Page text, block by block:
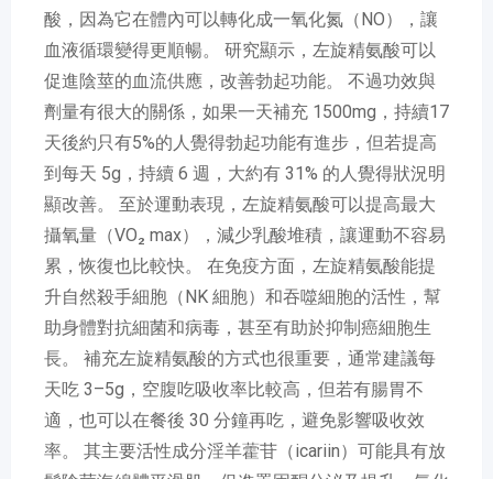
酸，因為它在體內可以轉化成一氧化氮（NO），讓
血液循環變得更順暢。 研究顯示，左旋精氨酸可以
促進陰莖的血流供應，改善勃起功能。 不過功效與
劑量有很大的關係，如果一天補充 1500mg，持續17
天後約只有5%的人覺得勃起功能有進步，但若提高
到每天 5g，持續 6 週，大約有 31% 的人覺得狀況明
顯改善。 至於運動表現，左旋精氨酸可以提高最大
攝氧量（VO₂ max），減少乳酸堆積，讓運動不容易
累，恢復也比較快。 在免疫方面，左旋精氨酸能提
升自然殺手細胞（NK 細胞）和吞噬細胞的活性，幫
助身體對抗細菌和病毒，甚至有助於抑制癌細胞生
長。 補充左旋精氨酸的方式也很重要，通常建議每
天吃 3–5g，空腹吃吸收率比較高，但若有腸胃不
適，也可以在餐後 30 分鐘再吃，避免影響吸收效
率。 其主要活性成分淫羊藿苷（icariin）可能具有放